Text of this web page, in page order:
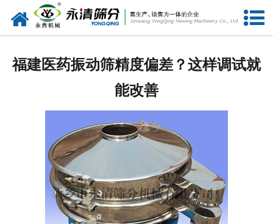
网站首页
产品中心
资质荣誉
服务准则
视频中心
福建医药振动筛精度偏差？这样调试就
能改善